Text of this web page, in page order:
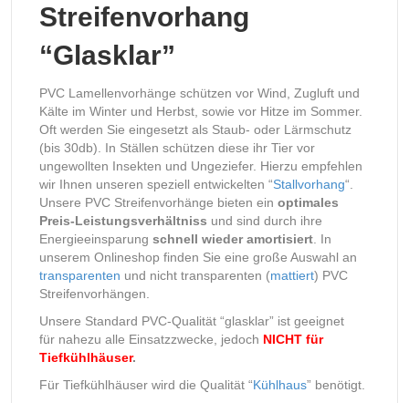
Streifenvorhang
“Glasklar”
PVC Lamellenvorhänge schützen vor Wind, Zugluft und
Kälte im Winter und Herbst, sowie vor Hitze im Sommer.
Oft werden Sie eingesetzt als Staub- oder Lärmschutz
(bis 30db). In Ställen schützen diese ihr Tier vor
ungewollten Insekten und Ungeziefer. Hierzu empfehlen
wir Ihnen unseren speziell entwickelten “Stallvorhang“.
Unsere PVC Streifenvorhänge bieten ein optimales
Preis-Leistungsverhältniss und sind durch ihre
Energieeinsparung schnell wieder amortisiert . In
unserem Onlineshop finden Sie eine große Auswahl an
transparenten und nicht transparenten (mattiert) PVC
Streifenvorhängen.
Unsere Standard PVC-Qualität “glasklar” ist geeignet
für nahezu alle Einsatzzwecke, jedoch NICHT für
Tiefkühlhäuser.
Für Tiefkühlhäuser wird die Qualität “Kühlhaus” benötigt.